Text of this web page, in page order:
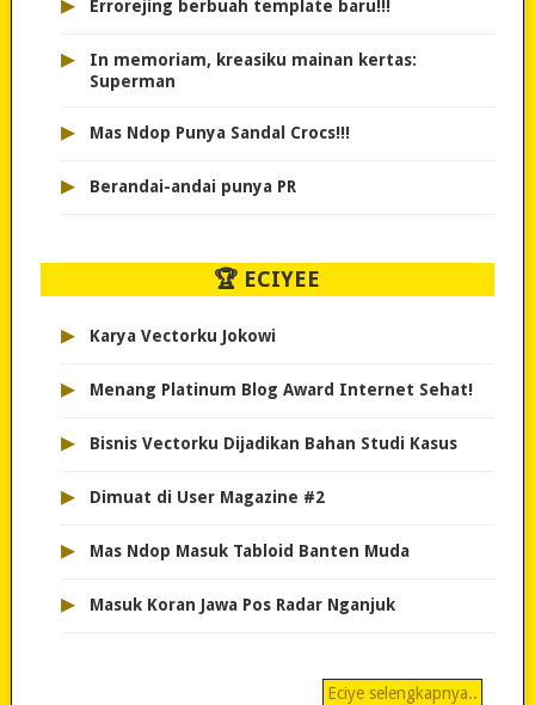
Errorejing berbuah template baru!!!
▸
In memoriam, kreasiku mainan kertas:
Superman
▸ Mas Ndop Punya Sandal Crocs!!!
▸ Berandai-andai punya PR
🏆 ECIYEE
▸ Karya Vectorku Jokowi
▸ Menang Platinum Blog Award Internet Sehat!
▸ Bisnis Vectorku Dijadikan Bahan Studi Kasus
▸ Dimuat di User Magazine #2
▸ Mas Ndop Masuk Tabloid Banten Muda
▸ Masuk Koran Jawa Pos Radar Nganjuk
Eciye selengkapnya..